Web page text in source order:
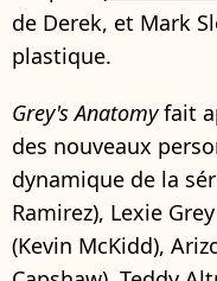
de Derek, et Mark
plastique.
Grey's Anatomyfait
des nouveaux
dynamique de la
Ramirez), Lexie
(Kevin McKidd),